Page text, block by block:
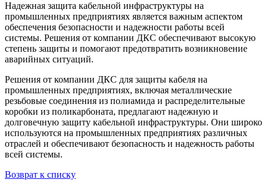
Надежная защита кабельной инфраструктуры на
промышленных предприятиях является важным аспектом
обеспечения безопасности и надежности работы всей
системы. Решения от компании ДКС обеспечивают высокую
степень защиты и помогают предотвратить возникновение
аварийных ситуаций.
Решения от компании ДКС для защиты кабеля на
промышленных предприятиях, включая металлические
резьбовые соединения из полиамида и распределительные
коробки из поликарбоната, предлагают надежную и
долговечную защиту кабельной инфраструктуры. Они широко
используются на промышленных предприятиях различных
отраслей и обеспечивают безопасность и надежность работы
всей системы.
Возврат к списку